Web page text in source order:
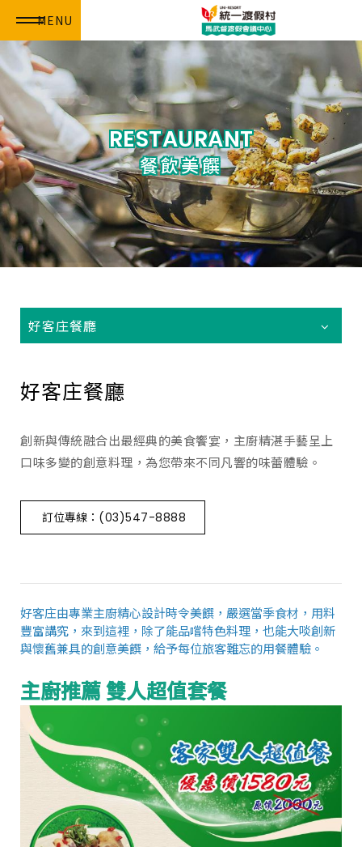
MENU
RESTAURANT
餐飲美饌
好客庄餐廳
好客庄餐廳
創新與傳統融合出最經典的美食饗宴，主廚精湛手藝呈上
口味多變的創意料理，為您帶來不同凡響的味蕾體驗。
訂位專線： (03)547-8888
好客庄由專業主廚精心設計時令美饌，嚴選當季食材，用料
豐富講究，來到這裡，除了能品嚐特色料理，也能大啖創新
與懷舊兼具的創意美饌，給予每位旅客難忘的用餐體驗。
主廚推薦 雙人超值套餐